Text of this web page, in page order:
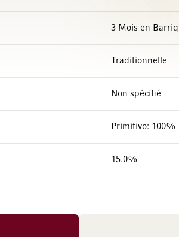
3 Mois en
Traditionnelle
Non spécifié
Primitivo: 100%
15.0%